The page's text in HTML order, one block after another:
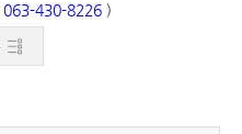
063-430-8226 )